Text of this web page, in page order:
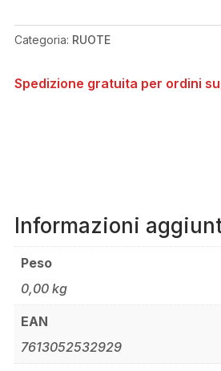
Categoria: RUOTE
Spedizione gratuita per ordini
Informazioni
Peso
0,00 kg
EAN
7613052532929